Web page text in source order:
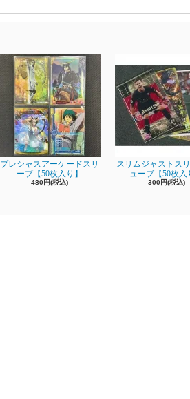
プレシャスアーケードスリ
ーブ【50枚入り】
480円(税込)
スリムジャストス
ューブ【50枚入
300円(税込)